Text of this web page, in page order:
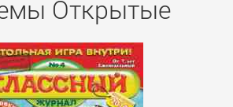
Открытые